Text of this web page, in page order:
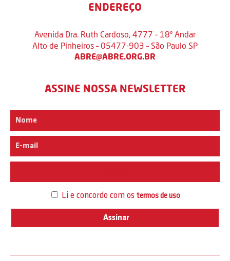
ENDEREÇO
Avenida Dra. Ruth Cardoso, 4777 – 18º Andar
Alto de Pinheiros – 05477-903 – São Paulo SP
ABRE@ABRE.ORG.BR
ASSINE NOSSA NEWSLETTER
Li e concordo com os termos de uso